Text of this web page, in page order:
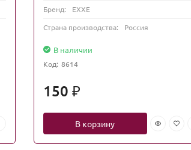
Бренд:
EXXE
Страна производства:
Россия
В наличии
Код: 8614
150 ₽
В корзину